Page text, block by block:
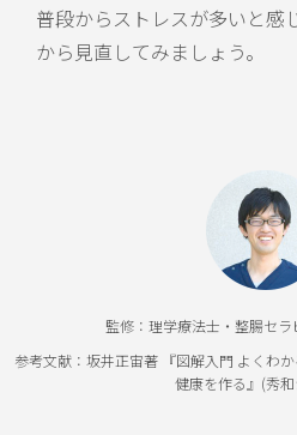
普段からストレスが多いと感
から見直してみましょう。
監修：理学療法士・整腸セ
参考文献：坂井正宙著 『図解入門 よくわ
健康を作る』(秀